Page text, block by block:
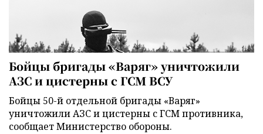
Бойцы бригады «Варяг» уничтожили
АЗС и цистерны с ГСМ ВСУ
Бойцы 50-й отдельной бригады «Варяг»
уничтожили АЗС и цистерны с ГСМ противника,
сообщает Министерство обороны.